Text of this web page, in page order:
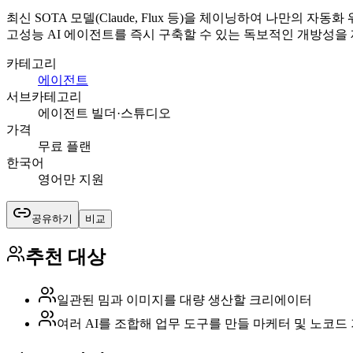
최신 SOTA 모델(Claude, Flux 등)을 체이닝하여 나만의 자동
고성능 AI 에이전트를 즉시 구축할 수 있는 독보적인 개방성을
카테고리
에이전트
서브카테고리
에이전트 빌더·스튜디오
가격
무료 플랜
한국어
영어만 지원
공유하기 비교
추천 대상
일관된 밈과 이미지를 대량 생산할 크리에이터
여러 AI를 조합해 업무 도구를 만들 마케터 및 노코드